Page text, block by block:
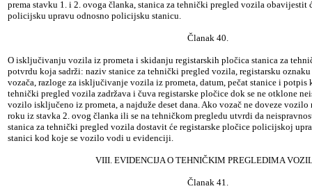
prema stavku 1. i 2. ovoga članka, stanica za tehnički pregled vozila obavijestit
policijsku upravu odnosno policijsku stanicu.
Članak 40.
O isključivanju vozila iz prometa i skidanju registarskih pločica stanica za
potvrdu koja sadrži: naziv stanice za tehnički pregled vozila, registarsku
vozača, razloge za isključivanje vozila iz prometa, datum, pečat stanice i potpis
tehnički pregled vozila zadržava i čuva registarske pločice dok se ne otklone
vozilo isključeno iz prometa, a najduže deset dana. Ako vozač ne doveze
roku iz stavka 2. ovog članka ili se na tehničkom pregledu utvrdi da
stanica za tehnički pregled vozila dostavit će registarske pločice policijskoj
stanici kod koje se vozilo vodi u evidenciji.
VIII. EVIDENCIJA O TEHNIČKIM PREGLEDIMA
Članak 41.